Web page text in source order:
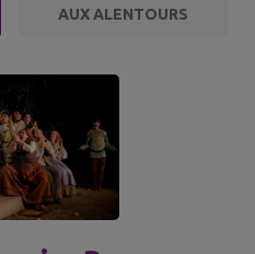
AUX ALENTOURS